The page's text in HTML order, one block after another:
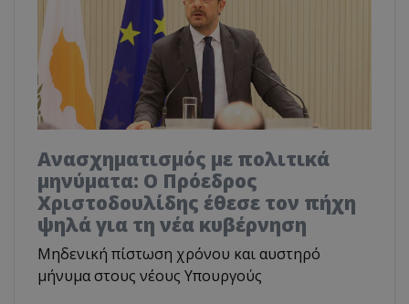
Ανασχηματισμός με πολιτικά
μηνύματα: Ο Πρόεδρος
Χριστοδουλίδης έθεσε τον πήχη
ψηλά για τη νέα κυβέρνηση
Μηδενική πίστωση χρόνου και αυστηρό
μήνυμα στους νέους Υπουργούς